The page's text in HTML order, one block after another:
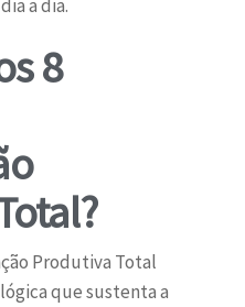
a dia.
8
Produtiva Total
que sustenta a